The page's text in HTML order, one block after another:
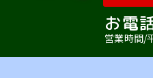
お電
営業時間/